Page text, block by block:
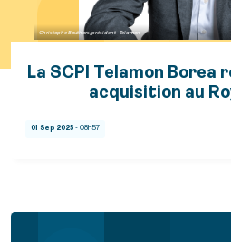
La SCPI Telamon Borea
acquisition au
01 Sep 2025 - 08h57
Christophe Bouthors, président - Telamon